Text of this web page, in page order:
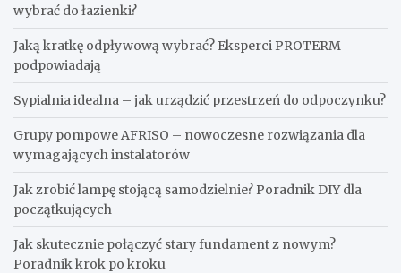
wybrać do łazienki?
Jaką kratkę odpływową wybrać? Eksperci PROTERM
podpowiadają
Sypialnia idealna – jak urządzić przestrzeń do odpoczynku?
Grupy pompowe AFRISO – nowoczesne rozwiązania dla
wymagających instalatorów
Jak zrobić lampę stojącą samodzielnie? Poradnik DIY dla
początkujących
Jak skutecznie połączyć stary fundament z nowym?
Poradnik krok po kroku